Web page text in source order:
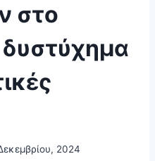
στο
2024